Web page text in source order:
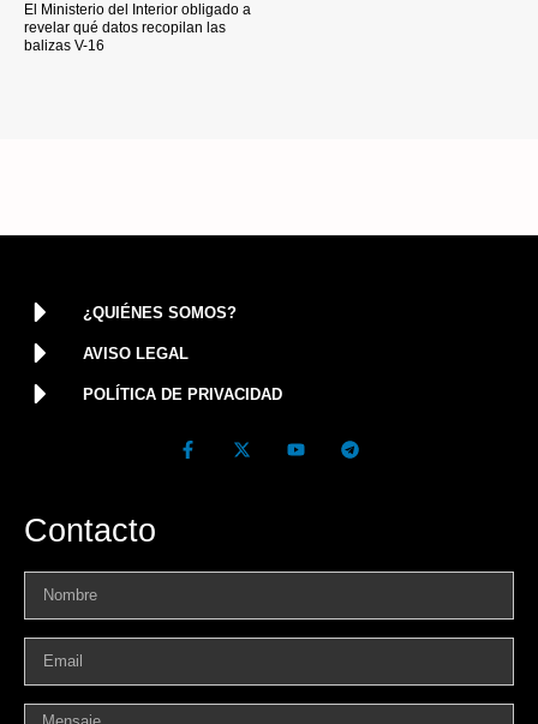
El Ministerio del Interior obligado a
revelar qué datos recopilan las
balizas V-16
¿QUIÉNES SOMOS?
AVISO LEGAL
POLÍTICA DE PRIVACIDAD
Contacto